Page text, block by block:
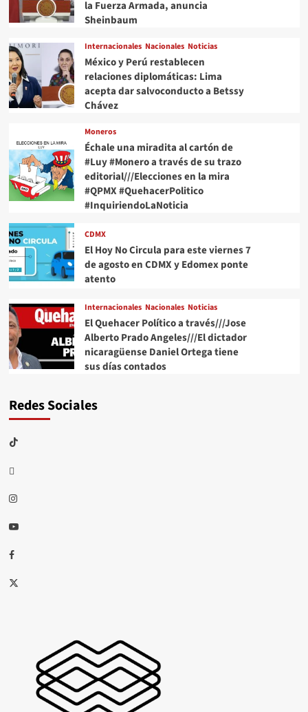
la Fuerza Armada, anuncia
Sheinbaum
Internacionales Nacionales Noticias
México y Perú restablecen
relaciones diplomáticas: Lima
acepta dar salvoconducto a Betssy
Chávez
Moneros
Échale una miradita al cartón de
#Luy #Monero a través de su trazo
editorial///Elecciones en la mira
#QPMX #QuehacerPolitico
#InquiriendoLaNoticia
CDMX
El Hoy No Circula para este viernes 7
de agosto en CDMX y Edomex ponte
atento
Internacionales Nacionales Noticias
El Quehacer Político a través///Jose
Alberto Prado Angeles///El dictador
nicaragüense Daniel Ortega tiene
sus días contados
Redes Sociales
TikTok
threads
Instagram
Youtube
Facebook
X